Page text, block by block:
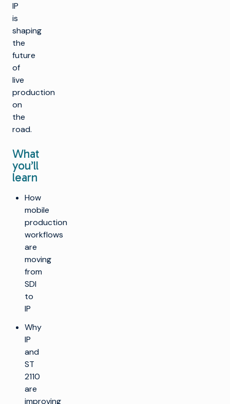
IP
is
shaping
the
future
of
live
production
on
the
road.
What
you’ll
learn
How
mobile
production
workflows
are
moving
from
SDI
to
IP
Why
IP
and
ST
2110
are
improving